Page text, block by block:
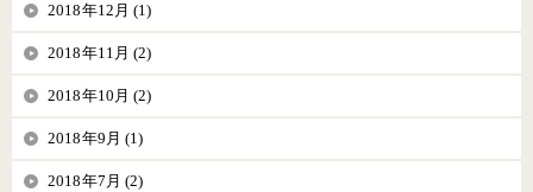
2018年12月 (1)
2018年11月 (2)
2018年10月 (2)
2018年9月 (1)
2018年7月 (2)